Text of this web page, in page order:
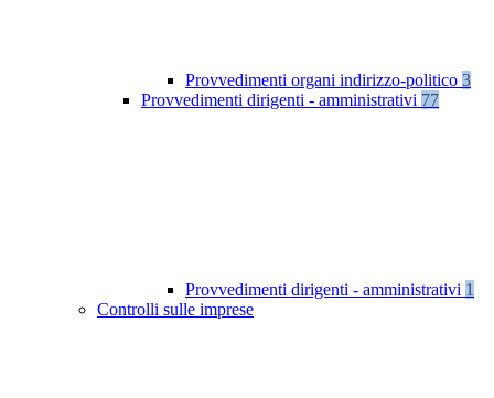
Provvedimenti organi indirizzo-politico 3
Provvedimenti dirigenti - amministrativi 77
Provvedimenti dirigenti - amministrativi 1
Controlli sulle imprese